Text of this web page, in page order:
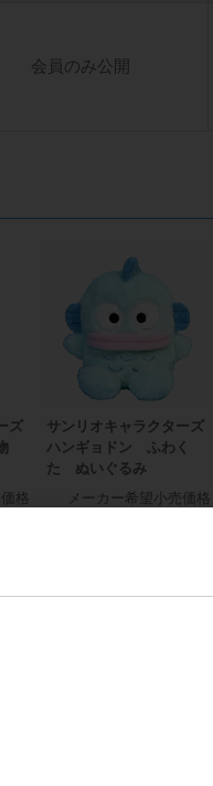
会員のみ公開
ズ
格
サンリオキャラクターズ
ハンギョドン ふわく
た ぬいぐるみ
メーカー希望小売価格